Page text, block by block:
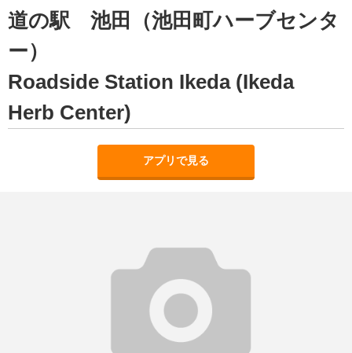
道の駅 池田（池田町ハーブセンタ
ー）
Roadside Station Ikeda (Ikeda
Herb Center)
アプリで見る